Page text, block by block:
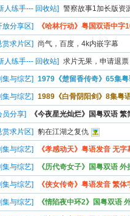
人练手--- 回收站] 警察故事1加长版资
放分享区] 《哈林行动》粤国双语中
赏求片区] 尚气，百度，4k内嵌字幕
人练手--- 回收站] 求片无果，申请退票
集与综艺] 1979《楚留香传奇》65集
集与综艺] 1989《白骨阴阳剑》8集粤
员分享] 《今夜星光灿烂》国粤双语
赏求片区] 豹在江湖之复仇
集与综艺] 《孝感动天》粤语发音 无
集与综艺] 《历代奇女子》国粤双语
集与综艺] 《侠女传奇》粤语发音 繁
集与综艺] 《情陷夜中环2》国粤双语